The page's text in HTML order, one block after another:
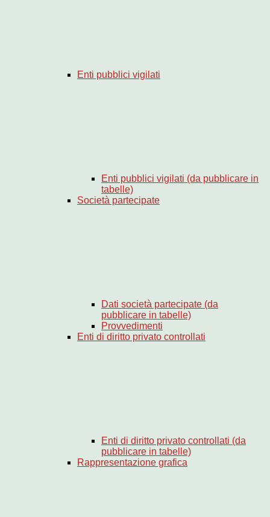
Enti pubblici vigilati
Enti pubblici vigilati (da pubblicare in
tabelle)
Società partecipate
Dati società partecipate (da
pubblicare in tabelle)
Provvedimenti
Enti di diritto privato controllati
Enti di diritto privato controllati (da
pubblicare in tabelle)
Rappresentazione grafica